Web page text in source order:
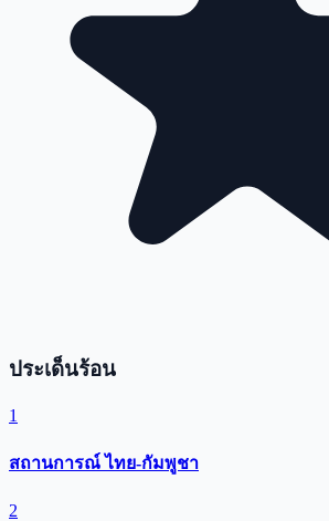
ประเด็นร้อน
1
สถานการณ์ ไทย-กัมพูชา
2